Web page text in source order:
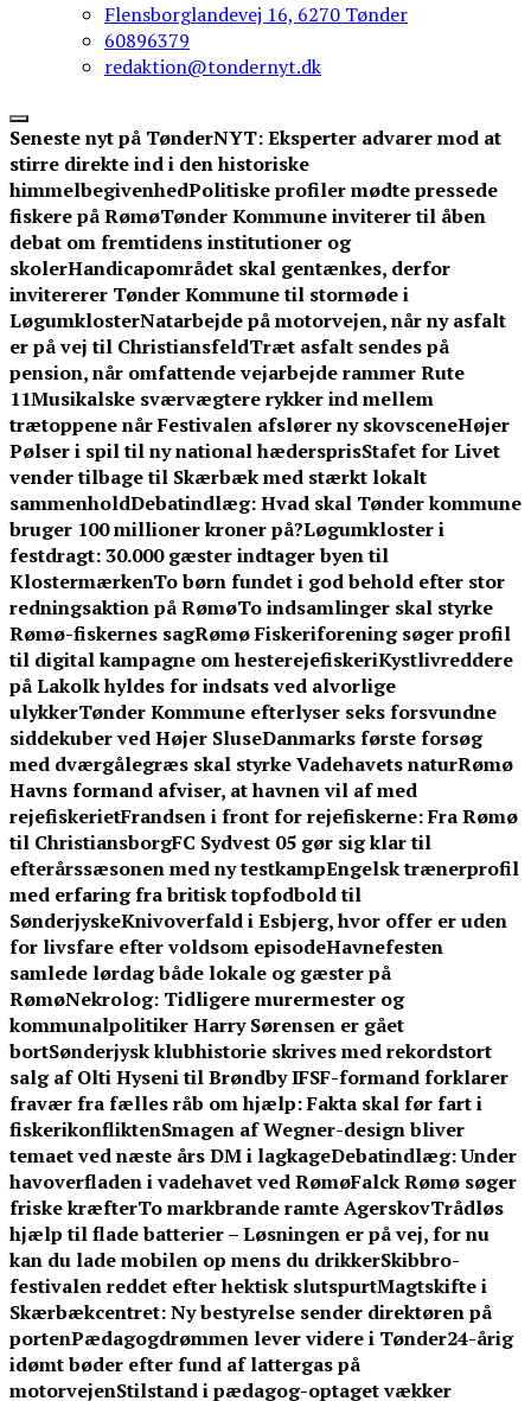
Flensborglandevej 16, 6270 Tønder
60896379
redaktion@tondernyt.dk
Seneste nyt på TønderNYT:Eksperter advarer mod at
stirre direkte ind i den historiske
himmelbegivenhedPolitiske profiler mødte pressede
fiskere på RømøTønder Kommune inviterer til åben
debat om fremtidens institutioner og
skolerHandicapområdet skal gentænkes, derfor
invitererer Tønder Kommune til stormøde i
LøgumklosterNatarbejde på motorvejen, når ny asfalt
er på vej til ChristiansfeldTræt asfalt sendes på
pension, når omfattende vejarbejde rammer Rute
11Musikalske sværvægtere rykker ind mellem
trætoppene når Festivalen afslører ny skovsceneHøjer
Pølser i spil til ny national hædersprisStafet for Livet
vender tilbage til Skærbæk med stærkt lokalt
sammenholdDebatindlæg: Hvad skal Tønder kommune
bruger 100 millioner kroner på?Løgumkloster i
festdragt: 30.000 gæster indtager byen til
KlostermærkenTo børn fundet i god behold efter stor
redningsaktion på RømøTo indsamlinger skal styrke
Rømø-fiskernes sagRømø Fiskeriforening søger profil
til digital kampagne om hesterejefiskeriKystlivreddere
på Lakolk hyldes for indsats ved alvorlige
ulykkerTønder Kommune efterlyser seks forsvundne
siddekuber ved Højer SluseDanmarks første forsøg
med dværgålegræs skal styrke Vadehavets naturRømø
Havns formand afviser, at havnen vil af med
rejefiskerietFrandsen i front for rejefiskerne: Fra Rømø
til ChristiansborgFC Sydvest 05 gør sig klar til
efterårssæsonen med ny testkampEngelsk trænerprofil
med erfaring fra britisk topfodbold til
SønderjyskeKnivoverfald i Esbjerg, hvor offer er uden
for livsfare efter voldsom episodeHavnefesten
samlede lørdag både lokale og gæster på
RømøNekrolog: Tidligere murermester og
kommunalpolitiker Harry Sørensen er gået
bortSønderjysk klubhistorie skrives med rekordstort
salg af Olti Hyseni til Brøndby IFSF-formand forklarer
fravær fra fælles råb om hjælp: Fakta skal før fart i
fiskerikonfliktenSmagen af Wegner-design bliver
temaet ved næste års DM i lagkageDebatindlæg: Under
havoverfladen i vadehavet ved RømøFalck Rømø søger
friske kræfterTo markbrande ramte AgerskovTrådløs
hjælp til flade batterier – Løsningen er på vej, for nu
kan du lade mobilen op mens du drikkerSkibbro-
festivalen reddet efter hektisk slutspurtMagtskifte i
Skærbækcentret: Ny bestyrelse sender direktøren på
portenPædagogdrømmen lever videre i Tønder24-årig
idømt bøder efter fund af lattergas på
motorvejenStilstand i pædagog-optaget vækker